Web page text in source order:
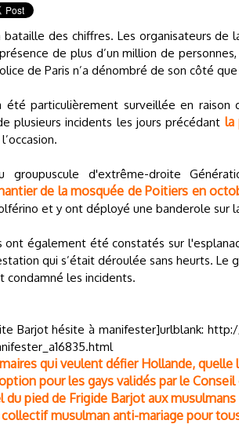
bataille des chiffres. Les organisateurs
de plus d’un million de
de Paris n’a dénombré de son côté
été particulièrement surveillée en
plusieurs incidents les jours précédant la
groupuscule d'extrême-droite
de la mosquée de Poitiers en
et y ont déployé une banderole sur
également été constatés sur
qui s’était déroulée sans heurts.
condamné les incidents.
Barjot hésite à manifester]urlblank:
qui veulent défier Hollande, quelle
pour les gays validés par le
du pied de Frigide Barjot aux musulmans
collectif musulman anti-mariage pour